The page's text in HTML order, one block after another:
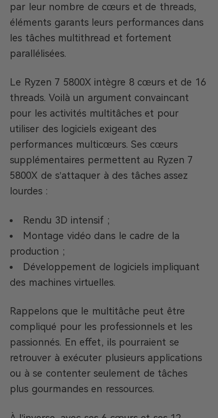
par leur nombre de cœurs et de threads,
éléments garants leurs performances dans
les tâches multithread et fortement
parallélisées.
Le Ryzen 7 5800X intègre 8 cœurs et de 16
threads. Voilà un argument convaincant
pour les activités multitâches et pour
utiliser des logiciels exigeant des
performances multicœurs. Ses cœurs
supplémentaires permettent au Ryzen 7
5800X de s’attaquer à des tâches assez
lourdes :
Rendu 3D intensif ;
Montage vidéo dans le cadre de la
production ;
Développement de logiciels impliquant
des machines virtuelles.
Rappelons que le multitâche peut être
compliqué pour les professionnels et les
passionnés. En effet, ils pourraient se
retrouver à exécuter plusieurs applications
ou à se contenter seulement de tâches
plus gourmandes en ressources.